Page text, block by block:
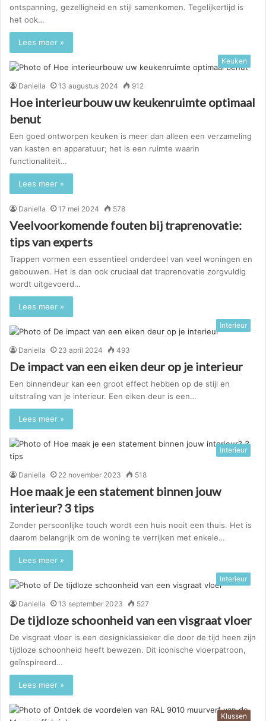
ontspanning, gezelligheid en stijl samenkomen. Tegelijkertijd is
het ook…
Lees meer »
Keuken
Daniella 13 augustus 2024 912
Hoe interieurbouw uw keukenruimte optimaal
benut
Een goed ontworpen keuken is meer dan alleen een verzameling
van kasten en apparatuur; het is een ruimte waarin
functionaliteit…
Lees meer »
Daniella 17 mei 2024 578
Veelvoorkomende fouten bij traprenovatie:
tips van experts
Trappen vormen een essentieel onderdeel van veel woningen en
gebouwen. Het is dan ook cruciaal dat traprenovatie zorgvuldig
wordt uitgevoerd…
Lees meer »
Interieur
Daniella 23 april 2024 493
De impact van een eiken deur op je interieur
Een binnendeur kan een groot effect hebben op de stijl en
uitstraling van je interieur. Een eiken deur is een…
Lees meer »
Interieur
Daniella 22 november 2023 518
Hoe maak je een statement binnen jouw
interieur? 3 tips
Zonder persoonlijke touch wordt een huis nooit een thuis. Het is
daarom belangrijk om de woning te verrijken met enkele…
Lees meer »
Interieur
Daniella 13 september 2023 527
De tijdloze schoonheid van een visgraat vloer
De visgraat vloer is een designklassieker die door de tijd heen zijn
tijdloze schoonheid heeft bewezen. Dit iconische vloerpatroon,
geïnspireerd…
Lees meer »
Klussen